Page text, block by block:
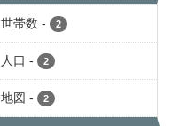
世帯数 - 2
人口 - 2
地図 - 2